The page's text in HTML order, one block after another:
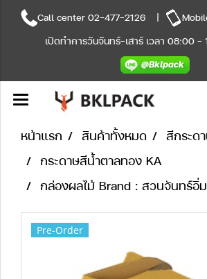
Call center 02-477-2126 |
เปิดทำการวันจันทร์-เสาร์ เวลา 08:00 -
หน้าแรก สินค้าทั้งหมด
สีกระด
กระดาษสีน้ำตาลทอง KA
กล่องผลไม้ Brand : สวนจันทร์อิ่
Pre-Order